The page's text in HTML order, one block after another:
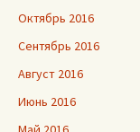
Октябрь 2016
Сентябрь 2016
Август 2016
Июнь 2016